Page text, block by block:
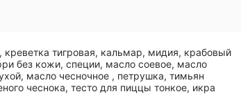
креветка тигровая, кальмар, мидия, крабовый
без кожи, специи, масло соевое, масло
масло чесночное , петрушка, тимьян
чеснока, тесто для пиццы тонкое, икра